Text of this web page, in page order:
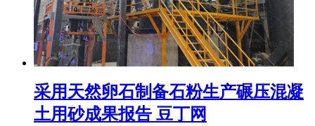
采用天然卵石制备石粉生产碾压混凝
土用砂成果报告 豆丁网